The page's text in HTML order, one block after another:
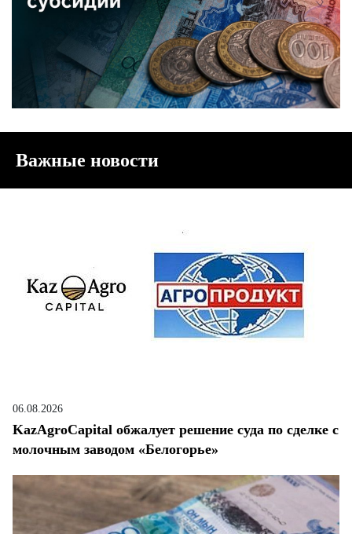
Важные новости
06.08.2026
KazAgroCapital обжалует решение суда по сделке с
молочным заводом «Белогорье»